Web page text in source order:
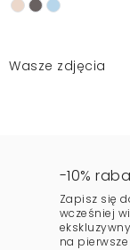
Wasze zdjęcia
-10%
Zapisz się
wcześniej
na